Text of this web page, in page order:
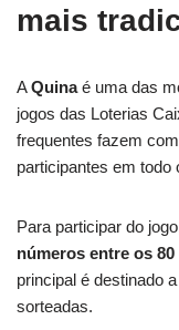
mais
AQuinaé uma das
jogos das Loterias
frequentes fazem
participantes em todo
Para participar do
números entre os
principal é destinado
sorteadas.